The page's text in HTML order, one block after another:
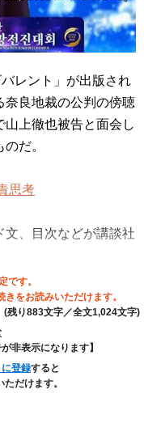
レント」が出版され
奈良地裁の公判の傍聴
上徹也被告と面会し
だ。
思考
、目次などが講談社
です。
きをお読みいただけます。
(残り883文字／全文1,024文字)
非表示になります】
登録すると
だけます。